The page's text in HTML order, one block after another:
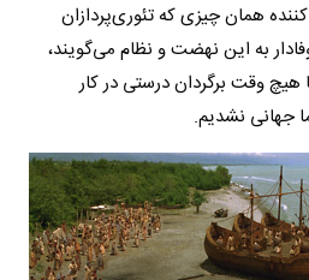
همان چیزی که تئوری‌پردازان
به این نهضت و نظام می‌گویند،
وقت برگردان درستی در کار
جهانی نشدیم.